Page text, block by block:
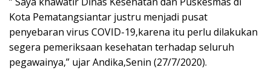
Kota Pematangsiantar justru menjadi pusat
penyebaran virus COVID-19,karena itu perlu dilakukan
segera pemeriksaan kesehatan terhadap seluruh
pegawainya,” ujar Andika,Senin (27/7/2020).